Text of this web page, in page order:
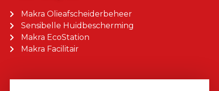
Makra Olieafscheiderbeheer
Sensibelle Huidbescherming
Makra EcoStation
Makra Facilitair